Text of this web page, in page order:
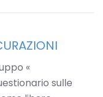
«
sulle